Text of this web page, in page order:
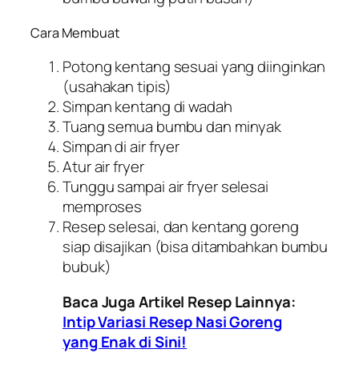
Cara Membuat
Potong kentang sesuai yang diinginkan
(usahakan tipis)
Simpan kentang di wadah
Tuang semua bumbu dan minyak
Simpan diair fryer
Aturair fryer
Tunggu sampaiair fryerselesai
memproses
Resep selesai, dan kentang goreng
siap disajikan (bisa ditambahkan bumbu
bubuk)
Baca Juga Artikel Resep Lainnya:
Intip Variasi Resep Nasi Goreng
yang Enak di Sini!